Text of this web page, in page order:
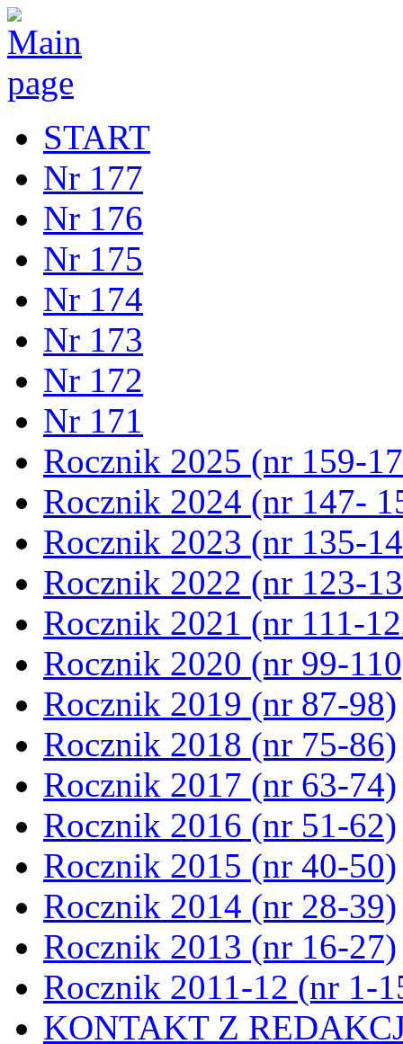
START
Nr 177
Nr 176
Nr 175
Nr 174
Nr 173
Nr 172
Nr 171
Rocznik 2025 (nr 159-
Rocznik 2024 (nr 147-
Rocznik 2023 (nr 135-
Rocznik 2022 (nr 123-
Rocznik 2021 (nr 111-
Rocznik 2020 (nr 99-
Rocznik 2019 (nr 87-98)
Rocznik 2018 (nr 75-86)
Rocznik 2017 (nr 63-74)
Rocznik 2016 (nr 51-62)
Rocznik 2015 (nr 40-50)
Rocznik 2014 (nr 28-39)
Rocznik 2013 (nr 16-27)
Rocznik 2011-12 (nr 1-
KONTAKT Z